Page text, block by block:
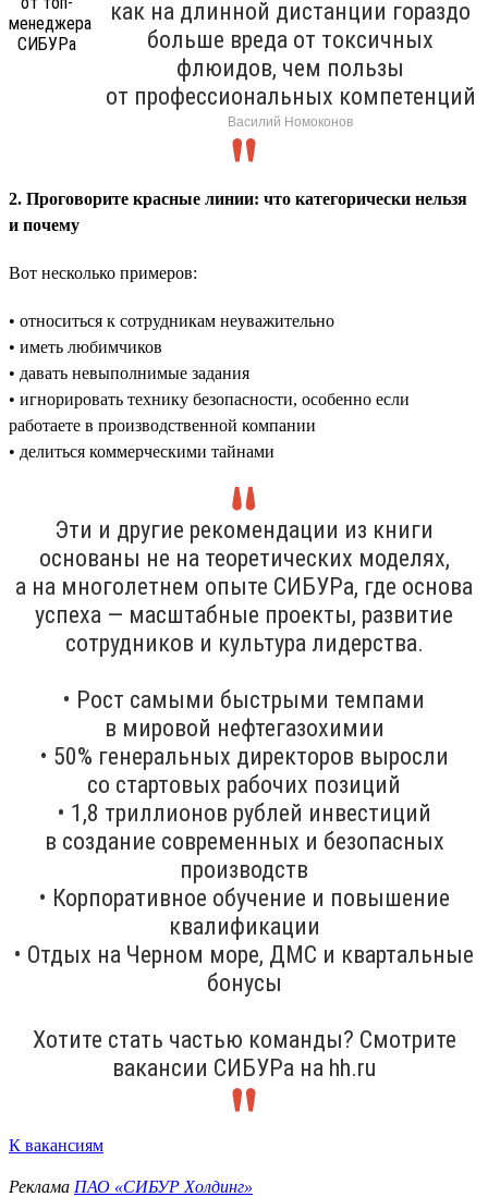
как на длинной дистанции гораздо
больше вреда от токсичных
флюидов, чем пользы
от профессиональных компетенций
Василий Номоконов
2. Проговорите красные линии: что категорически нельзя
и почему
Вот несколько примеров:
• относиться к сотрудникам неуважительно
• иметь любимчиков
• давать невыполнимые задания
• игнорировать технику безопасности, особенно если
работаете в производственной компании
• делиться коммерческими тайнами
Эти и другие рекомендации из книги
основаны не на теоретических моделях,
а на многолетнем опыте СИБУРа, где основа
успеха — масштабные проекты, развитие
сотрудников и культура лидерства.
• Рост самыми быстрыми темпами
в мировой нефтегазохимии
• 50% генеральных директоров выросли
со стартовых рабочих позиций
• 1,8 триллионов рублей инвестиций
в создание современных и безопасных
производств
• Корпоративное обучение и повышение
квалификации
• Отдых на Черном море, ДМС и квартальные
бонусы
Хотите стать частью команды? Смотрите
вакансии СИБУРа на hh.ru
К вакансиям
Реклама ПАО «СИБУР Холдинг»